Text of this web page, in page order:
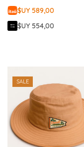
$UY 589,00
$UY 554,00
SALE